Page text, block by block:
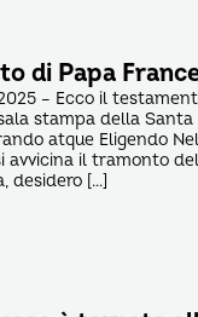
di Papa
– Ecco il
stampa della
atque Eligendo
avvicina il tramonto
desidero […]